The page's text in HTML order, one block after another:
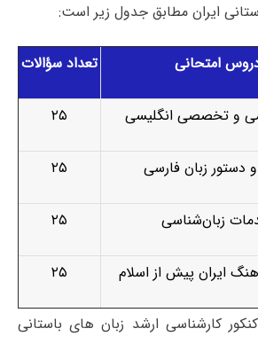
امتحانی تعداد سؤالات
و تخصصی انگلیسی ۲۵
دستور زبان فارسی ۲۵
زبان‌شناسی ۲۵
ایران پیش از اسلام ۲۵
کارشناسی ارشد زبان­ های باستانی